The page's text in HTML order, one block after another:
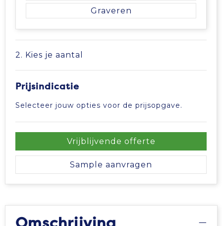
Vrije tijd en Strand
Waterflesjes
Veiligheidsvesten en Veiligheidshesjes
Vesten
Gehoorbescherming
Picknicktassen en manden
Promotietassen
Reistassen
Reistassensets
Rugzakken
Schoenentassen
Schoudertassen
Strandtassen
Graveren
2. Kies je aantal
Prijsindicatie
Selecteer jouw opties voor de prijsopgave.
Vrijblijvende offerte
Sample aanvragen